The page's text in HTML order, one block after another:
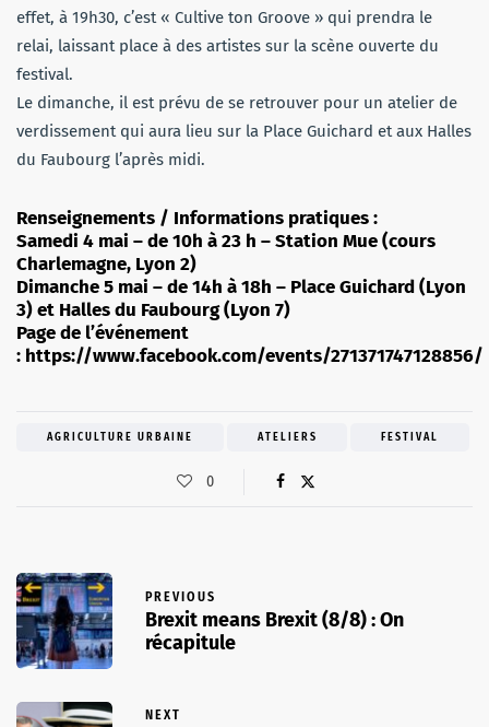
effet, à 19h30, c’est « Cultive ton Groove » qui prendra le
relai, laissant place à des artistes sur la scène ouverte du
festival.
Le dimanche, il est prévu de se retrouver pour un atelier de
verdissement qui aura lieu sur la Place Guichard et aux Halles
du Faubourg l’après midi.
Renseignements / Informations pratiques :
Samedi 4 mai – de 10h à 23 h – Station Mue (cours
Charlemagne, Lyon 2)
Dimanche 5 mai – de 14h à 18h – Place Guichard (Lyon
3) et Halles du Faubourg (Lyon 7)
Page de l’événement
: https://www.facebook.com/events/271371747128856/
AGRICULTURE URBAINE ATELIERS FESTIVAL
0
PREVIOUS
Brexit means Brexit (8/8) : On
récapitule
NEXT